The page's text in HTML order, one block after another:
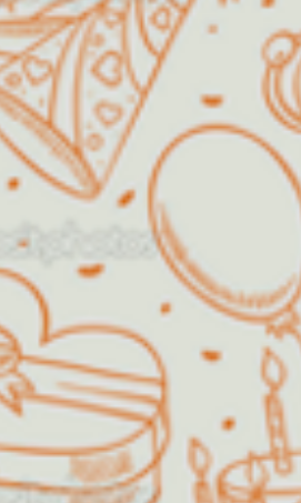
assim como
chá de
dentre outros.
receber a sua visita
momento especial